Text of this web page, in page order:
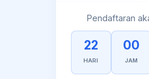
Pendaftaran
22
HARI
00
JAM